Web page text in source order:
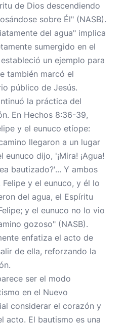
de Dios descendiendo
sobre Él" (NASB).
del agua" implica
sumergido en el
un ejemplo para
también marcó el
público de Jesús.
la práctica del
En Hechos 8:36-39,
y el eunuco etíope:
llegaron a un lugar
dijo, '¡Mira! ¡Agua!
bautizado?'... Y ambos
y el eunuco, y él lo
del agua, el Espíritu
y el eunuco no lo vio
gozoso" (NASB).
enfatiza el acto de
de ella, reforzando la
ser el modo
en el Nuevo
considerar el corazón y
acto. El bautismo es una